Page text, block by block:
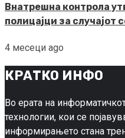
Внатрешна контрола
полицајци за случајот
4 месеци ago
КРАТКО ИНФО
Во ерата на
технологии, кои се
информирањето стана